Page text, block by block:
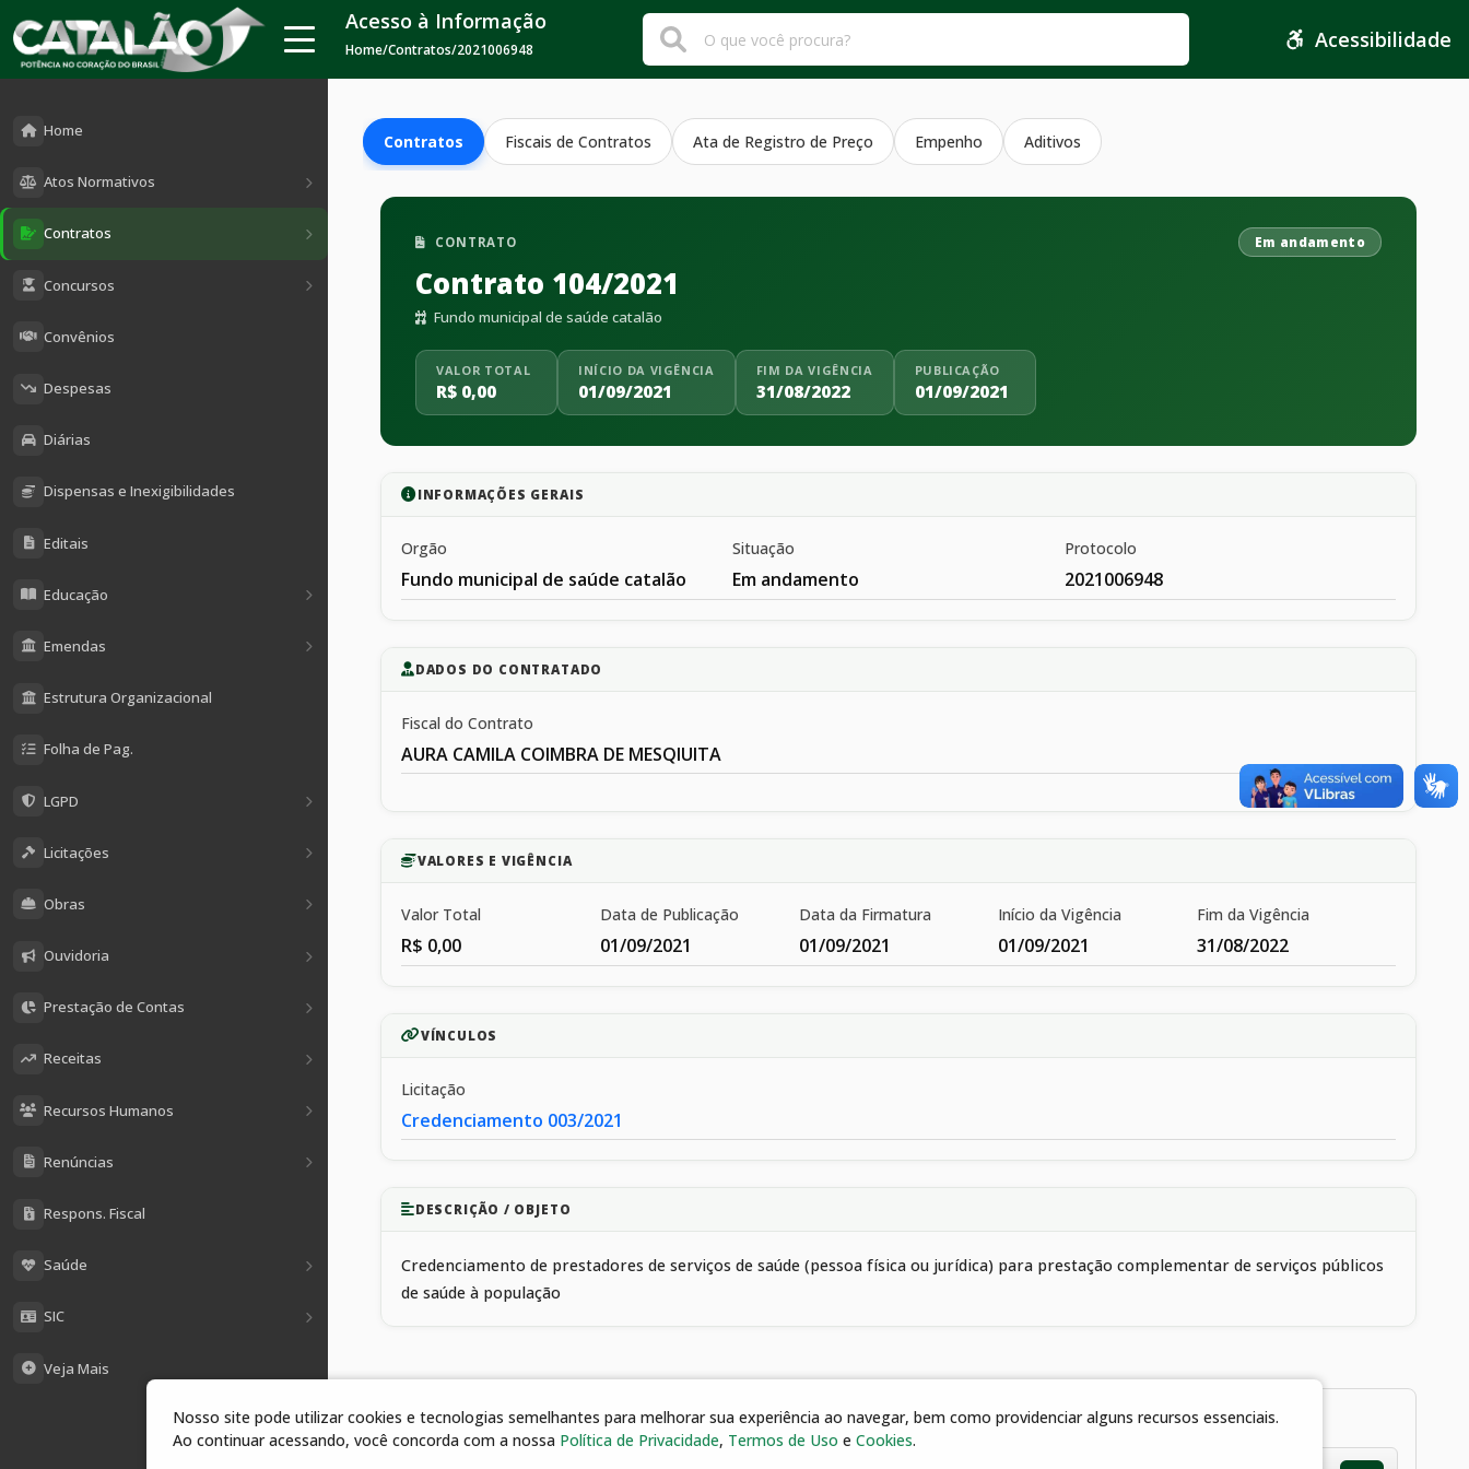
Home
Atos Normativos
Contratos
Concursos
Convênios
Despesas
Diárias
Dispensas e Inexigibilidades
Editais
Educação
Emendas
Estrutura Organizacional
Folha de Pag.
LGPD
Licitações
Obras
Ouvidoria
Prestação de Contas
Receitas
Recursos Humanos
Renúncias
Respons. Fiscal
Saúde
SIC
Veja Mais
Acesso à Informação
Home/Contratos/2021006948 Acessibilidade
Contratos Fiscais de Contratos Ata de Registro de Preço Empenho Aditivos
CONTRATO Em andamento
Contrato 104/2021
Fundo municipal de saúde catalão
VALOR TOTAL
R$ 0,00
INÍCIO DA VIGÊNCIA
01/09/2021
FIM DA VIGÊNCIA
31/08/2022
PUBLICAÇÃO
01/09/2021
INFORMAÇÕES GERAIS
Orgão
Fundo municipal de saúde catalão
Situação
Em andamento
Protocolo
2021006948
DADOS DO CONTRATADO
Fiscal do Contrato
AURA CAMILA COIMBRA DE MESQIUITA
VALORES E VIGÊNCIA
Valor Total
R$ 0,00
Data de Publicação
01/09/2021
Data da Firmatura
01/09/2021
Início da Vigência
01/09/2021
Fim da Vigência
31/08/2022
VÍNCULOS
Licitação
Credenciamento 003/2021
DESCRIÇÃO / OBJETO
Credenciamento de prestadores de serviços de saúde (pessoa física ou jurídica) para prestação complementar de serviços públicos
de saúde à população
1 arquivos
Nosso site pode utilizar cookies e tecnologias semelhantes para melhorar sua experiência ao navegar, bem como providenciar alguns recursos essenciais.
Ao continuar acessando, você concorda com a nossa Política de Privacidade, Termos de Uso eCookies.